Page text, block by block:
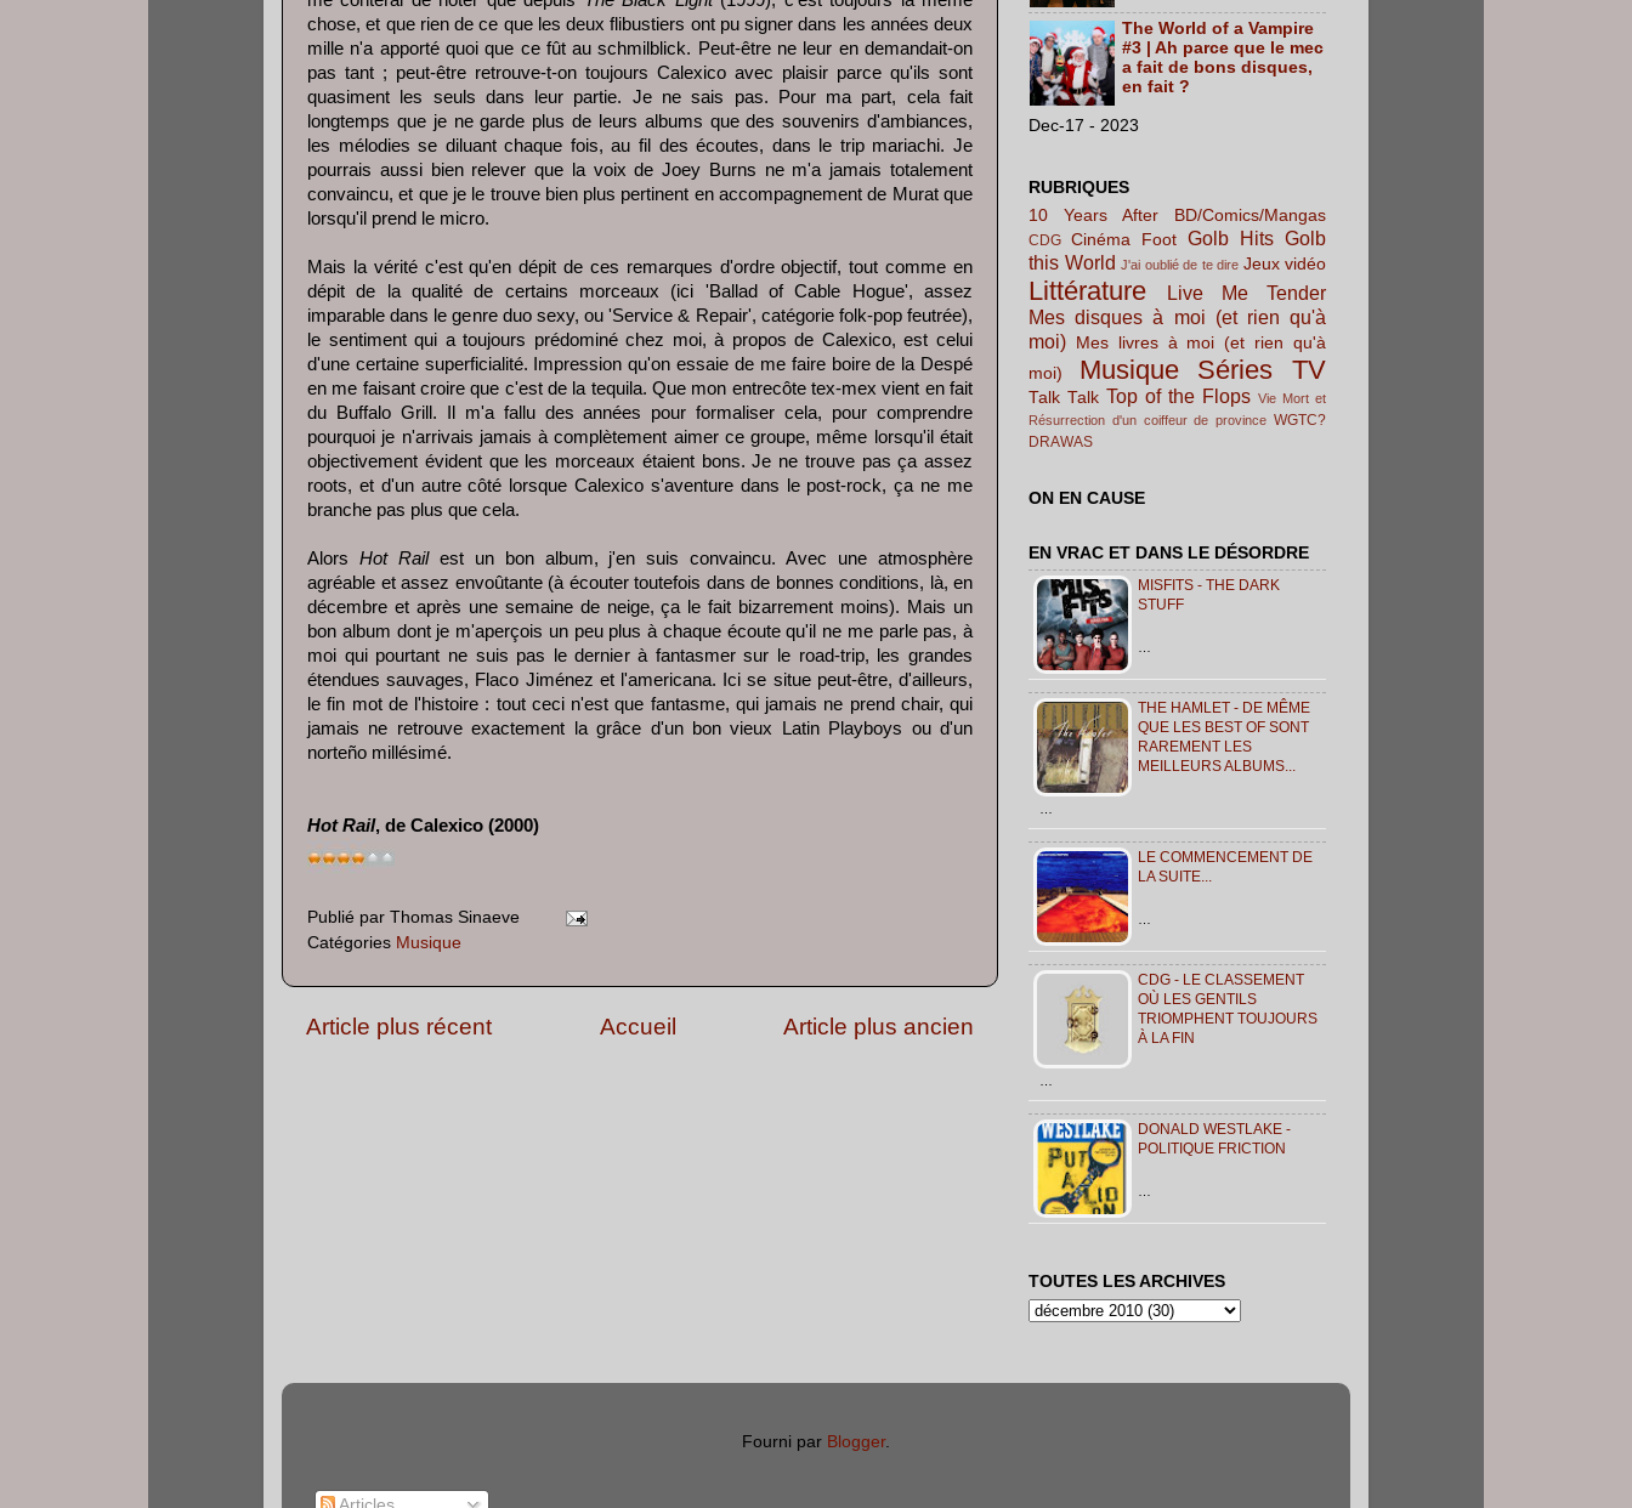
chose, et que rien de ce que les deux flibustiers ont pu signer dans les années deux
mille n'a apporté quoi que ce fût au schmilblick. Peut-être ne leur en demandait-on
pas tant ; peut-être retrouve-t-on toujours Calexico avec plaisir parce qu'ils sont
quasiment les seuls dans leur partie. Je ne sais pas. Pour ma part, cela fait
longtemps que je ne garde plus de leurs albums que des souvenirs d'ambiances,
les mélodies se diluant chaque fois, au fil des écoutes, dans le trip mariachi. Je
pourrais aussi bien relever que la voix de Joey Burns ne m'a jamais totalement
convaincu, et que je le trouve bien plus pertinent en accompagnement de Murat que
lorsqu'il prend le micro.
Mais la vérité c'est qu'en dépit de ces remarques d'ordre objectif, tout comme en
dépit de la qualité de certains morceaux (ici 'Ballad of Cable Hogue', assez
imparable dans le genre duo sexy, ou 'Service & Repair', catégorie folk-pop feutrée),
le sentiment qui a toujours prédominé chez moi, à propos de Calexico, est celui
d'une certaine superficialité. Impression qu'on essaie de me faire boire de la Despé
en me faisant croire que c'est de la tequila. Que mon entrecôte tex-mex vient en fait
du Buffalo Grill. Il m'a fallu des années pour formaliser cela, pour comprendre
pourquoi je n'arrivais jamais à complètement aimer ce groupe, même lorsqu'il était
objectivement évident que les morceaux étaient bons. Je ne trouve pas ça assez
roots, et d'un autre côté lorsque Calexico s'aventure dans le post-rock, ça ne me
branche pas plus que cela.
Alors Hot Railest un bon album, j'en suis convaincu. Avec une atmosphère
agréable et assez envoûtante (à écouter toutefois dans de bonnes conditions, là, en
décembre et après une semaine de neige, ça le fait bizarrement moins). Mais un
bon album dont je m'aperçois un peu plus à chaque écoute qu'il ne me parle pas, à
moi qui pourtant ne suis pas le dernier à fantasmer sur le road-trip, les grandes
étendues sauvages, Flaco Jiménez et l'americana. Ici se situe peut-être, d'ailleurs,
le fin mot de l'histoire : tout ceci n'est que fantasme, qui jamais ne prend chair, qui
jamais ne retrouve exactement la grâce d'un bon vieux Latin Playboys ou d'un
norteño millésimé.
Hot Rail, de Calexico (2000)
Publié par Thomas Sinaeve
Catégories Musique
Article plus récent Article plus ancien
Accueil
The World of a Vampire
#3 | Ah parce que le mec
a fait de bons disques,
en fait ?
Dec-17 - 2023
RUBRIQUES
10 Years After
BD/Comics/Mangas
CDG Cinéma Foot Golb Hits Golb
this World J'ai oublié de te dire Jeux vidéo
Littérature
Live Me Tender
Mes disques à moi (et rien qu'à
moi) Mes livres à moi (et rien qu'à
moi)
Musique Séries TV
Talk Talk Top of the Flops Vie Mort et
Résurrection d'un coiffeur de province WGTC?
DRAWAS
ON EN CAUSE
EN VRAC ET DANS LE DÉSORDRE
MISFITS - THE DARK
STUFF
THE HAMLET - DE MÊME
QUE LES BEST OF SONT
RAREMENT LES
MEILLEURS ALBUMS...
LE COMMENCEMENT DE
LA SUITE...
CDG - LE CLASSEMENT
OÙ LES GENTILS
TRIOMPHENT TOUJOURS
À LA FIN
DONALD WESTLAKE -
POLITIQUE FRICTION
TOUTES LES ARCHIVES
Fourni par Blogger.